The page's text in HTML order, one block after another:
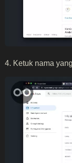
4. Ketuk nama